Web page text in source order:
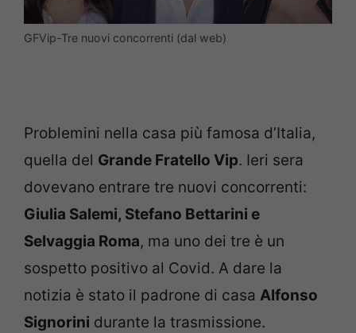
GFVip-Tre nuovi concorrenti (dal web)
Problemini nella casa più famosa d’Italia,
quella del Grande Fratello Vip. Ieri sera
dovevano entrare tre nuovi concorrenti:
Giulia Salemi, Stefano Bettarini e
Selvaggia Roma, ma uno dei tre è un
sospetto positivo al Covid. A dare la
notizia è stato il padrone di casa Alfonso
Signorini durante la trasmissione.